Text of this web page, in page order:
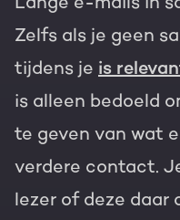
Zelfs als je geen
tijdens je is
is alleen bedoeld
te geven van wat
verdere contact.
lezer of deze daar